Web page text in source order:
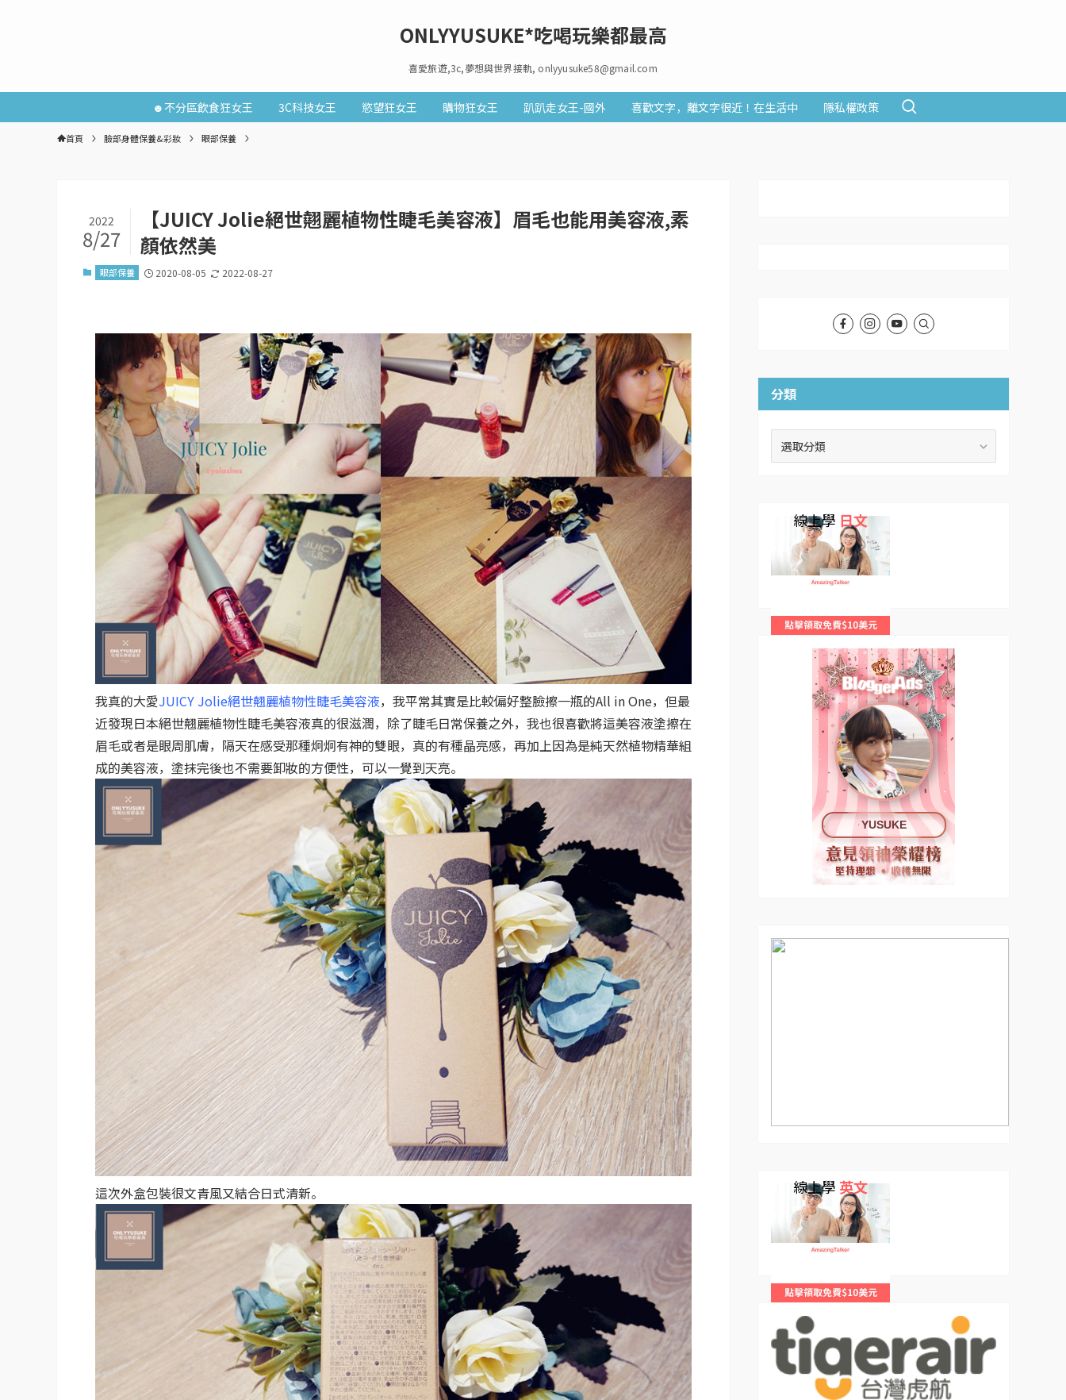
ONLYYUSUKE*吃喝玩樂都最高
喜愛旅遊,3c,夢想與世界接軌, onlyyusuke58@gmail.com
☻不分區飲食狂女王 3C科技女王 慾望狂女王 購物狂女王 趴趴走女王-國外 喜歡文字，離文字很近！在生活中 隱私權政策
首頁 臉部身體保養&彩妝 眼部保養
【JUICY Jolie絕世翹麗植物性睫毛美容液】眉毛也能用美容液,素
顏依然美
2022
8/27
眼部保養 2020-08-05 2022-08-27
我真的大愛JUICY Jolie絕世翹麗植物性睫毛美容液，我平常其實是比較偏好整臉擦一瓶的All in One，但最
近發現日本絕世翹麗植物性睫毛美容液真的很滋潤，除了睫毛日常保養之外，我也很喜歡將這美容液塗擦在
眉毛或者是眼周肌膚，隔天在感受那種炯炯有神的雙眼，真的有種晶亮感，再加上因為是純天然植物精華組
成的美容液，塗抹完後也不需要卸妝的方便性，可以一覺到天亮。
這次外盒包裝很文青風又結合日式清新。
分類
線上學 日文
YUSUKE
線上學 英文